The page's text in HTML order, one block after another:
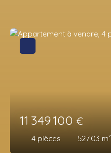
11 349 100 €
4 pièces 527.03 m²